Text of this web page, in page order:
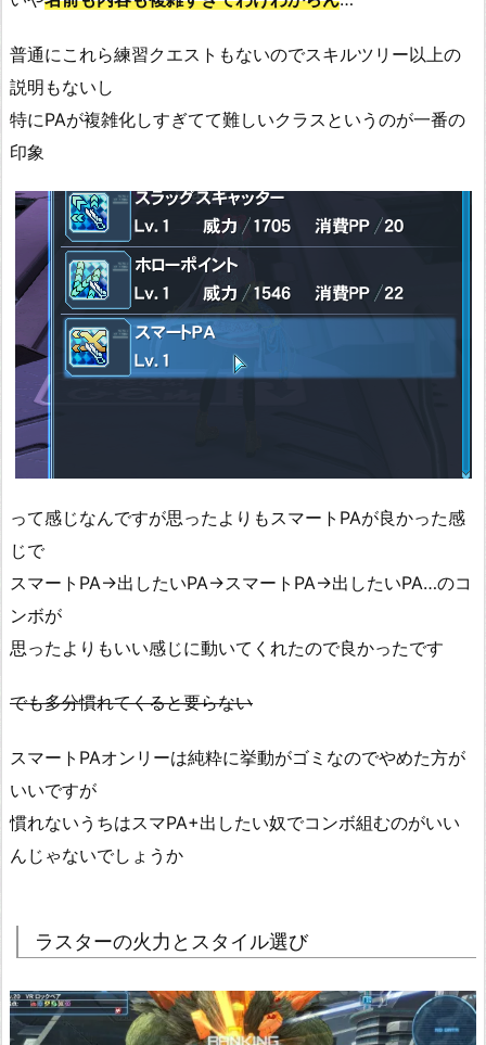
普通にこれら練習クエストもないのでスキルツリー以上の
説明もないし
特にPAが複雑化しすぎてて難しいクラスというのが一番の
印象
って感じなんですが思ったよりもスマートPAが良かった感
じで
スマートPA→出したいPA→スマートPA→出したいPA…のコ
ンボが
思ったよりもいい感じに動いてくれたので良かったです
でも多分慣れてくると要らない
スマートPAオンリーは純粋に挙動がゴミなのでやめた方が
いいですが
慣れないうちはスマPA+出したい奴でコンボ組むのがいい
んじゃないでしょうか
ラスターの火力とスタイル選び